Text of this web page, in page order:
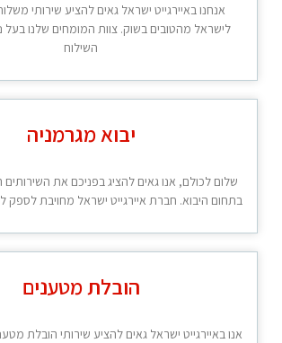
אנחנו באיירגייט ישראל גאים להציע שירותי
לישראל מהטובים בשוק. צוות המומחים שלנו בעל
השילוח
יבוא מגרמניה
שלום לכולם, אנו גאים להציג בפניכם את
בתחום היבוא. חברת איירגייט ישראל מחויבת
הובלת מטענים
אנו באיירגייט ישראל גאים להציע שירותי הובלת